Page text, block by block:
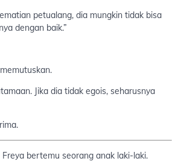
petualang, dia mungkin tidak bisa
dengan baik.”
Jika dia tidak egois, seharusnya
bertemu seorang anak laki-laki.